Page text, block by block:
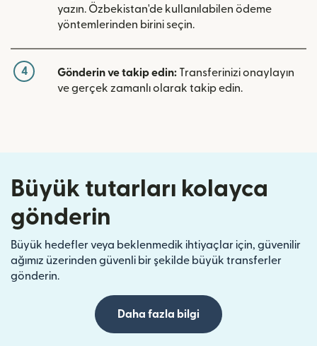
yazın. Özbekistan'de kullanılabilen ödeme
yöntemlerinden birini seçin.
4 Gönderin ve takip edin: Transferinizi onaylayın
ve gerçek zamanlı olarak takip edin.
Büyük tutarları kolayca
gönderin
Büyük hedefler veya beklenmedik ihtiyaçlar için, güvenilir
ağımız üzerinden güvenli bir şekilde büyük transferler
gönderin.
Daha fazla bilgi